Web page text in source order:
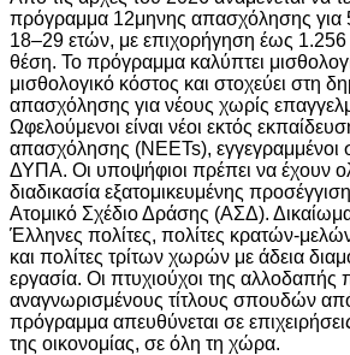
πρόγραμμα 12μηνης απασχόλησης για
18–29 ετών, με επιχορήγηση έως
θέση. Το πρόγραμμα καλύπτει
μισθολογικό κόστος και στοχεύει στη
απασχόλησης για νέους χωρίς
Ωφελούμενοι είναι νέοι εκτός
απασχόλησης (NEETs), εγγεγραμμένοι
ΔΥΠΑ. Οι υποψήφιοι πρέπει να έχουν
διαδικασία εξατομικευμένης
Ατομικό Σχέδιο Δράσης (ΑΣΔ).
Έλληνες πολίτες, πολίτες κρατών-
και πολίτες τρίτων χωρών με άδεια
εργασία. Οι πτυχιούχοι της αλλοδαπής
αναγνωρισμένους τίτλους σπουδών
πρόγραμμα απευθύνεται σε
της οικονομίας, σε όλη τη χώρα.